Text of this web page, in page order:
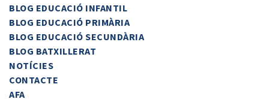
BLOG EDUCACIÓ INFANTIL
BLOG EDUCACIÓ PRIMÀRIA
BLOG EDUCACIÓ SECUNDÀRIA
BLOG BATXILLERAT
NOTÍCIES
CONTACTE
AFA